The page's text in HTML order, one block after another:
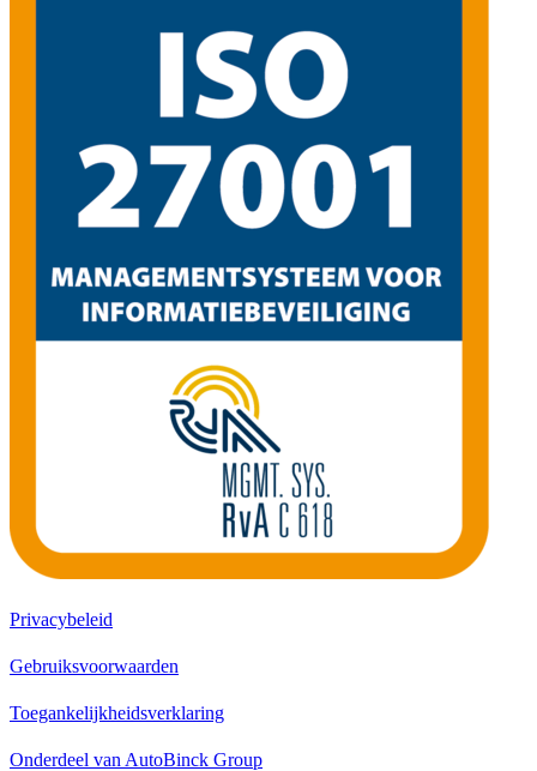
Privacybeleid
Gebruiksvoorwaarden
Toegankelijkheidsverklaring
Onderdeel van AutoBinck Group